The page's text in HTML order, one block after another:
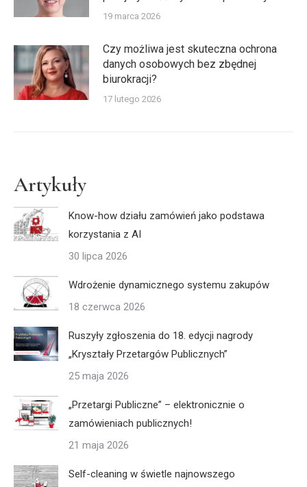
19 marca 2026
Czy możliwa jest skuteczna ochrona
danych osobowych bez zbędnej
biurokracji?
17 lutego 2026
Artykuły
Know-how działu zamówień jako podstawa
korzystania z AI
30 lipca 2026
Wdrożenie dynamicznego systemu zakupów
18 czerwca 2026
Ruszyły zgłoszenia do 18. edycji nagrody
„Kryształy Przetargów Publicznych”
25 maja 2026
„Przetargi Publiczne” – elektronicznie o
zamówieniach publicznych!
21 maja 2026
Self-cleaning w świetle najnowszego